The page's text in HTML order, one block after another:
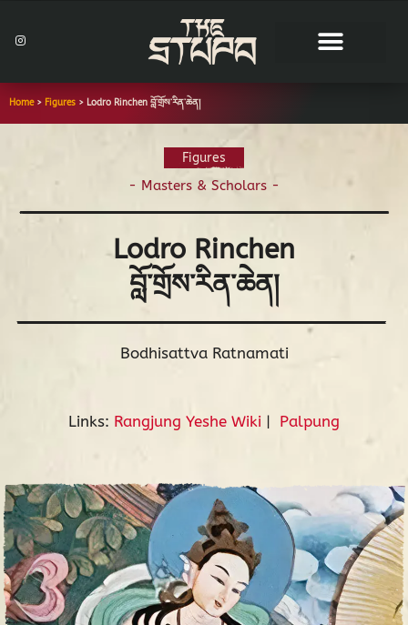
I
n
r
m
Home> Figures > Lodro Rinchen བློ་གྲོས་རིན་ཆེན།
Figures
- Masters & Scholars -
Lodro Rinchen
བློ་གྲོས་རིན་ཆེན།
Bodhisattva Ratnamati
Links: Rangjung Yeshe Wiki | Palpung